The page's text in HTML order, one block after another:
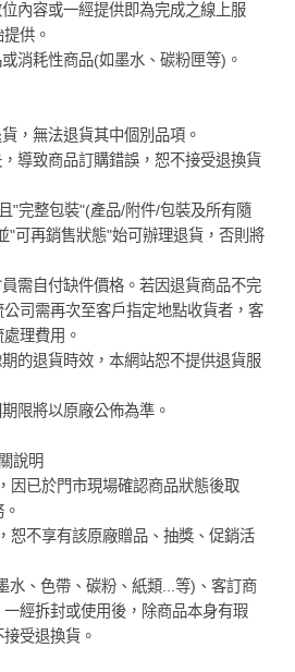
內容或一經提供即為完成之線上服
供。
消耗性商品(如墨水、碳粉匣等)。
，無法退貨其中個別品項。
導致商品訂購錯誤，恕不接受退換貨
"完整包裝"(產品/附件/包裝及所有隨
"可再銷售狀態"始可辦理退貨，否則將
需自付缺件價格。若因退貨商品不完
司需再次至客戶指定地點收貨者，客
理費用。
的退貨時效，本網站恕不提供退貨服
限將以原廠公佈為準。
說明
因已於門市現場確認商品狀態後取
恕不享有該原廠贈品、抽獎、促銷活
水、色帶、碳粉、紙類...等)、客訂商
經拆封或使用後，除商品本身有瑕
受退換貨。